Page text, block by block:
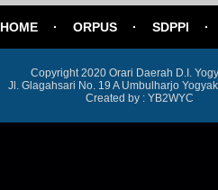
HOME ORPUS SDPPI
Copyright 2020 Orari Daerah D.I.
Jl. Glagahsari No. 19 A Umbulharjo
Created by : YB2WYC